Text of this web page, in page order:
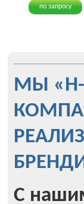
по запросу
МЫ
С